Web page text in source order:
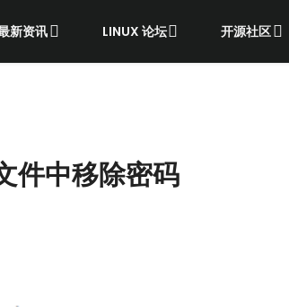
新资讯 LINUX 论坛 开源社区
件中移除密码